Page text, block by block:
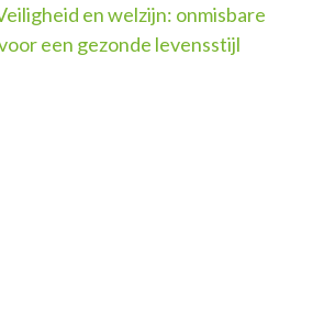
en welzijn: onmisbare
een gezonde levensstijl